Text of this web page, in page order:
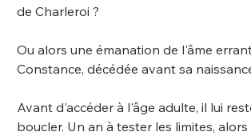
de Charleroi ?
Ou alors une émanation de l'âme
Constance, décédée avant sa
Avant d'accéder à l'âge adulte, il lui
boucler. Un an à tester les limites, alors